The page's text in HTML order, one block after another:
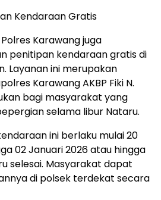
Kendaraan Gratis
Karawang juga
penitipan kendaraan gratis di
Layanan ini merupakan
Karawang AKBP Fiki N.
bagi masyarakat yang
selama libur Nataru.
ini berlaku mulai 20
02 Januari 2026 atau hingga
selesai. Masyarakat dapat
di polsek terdekat secara